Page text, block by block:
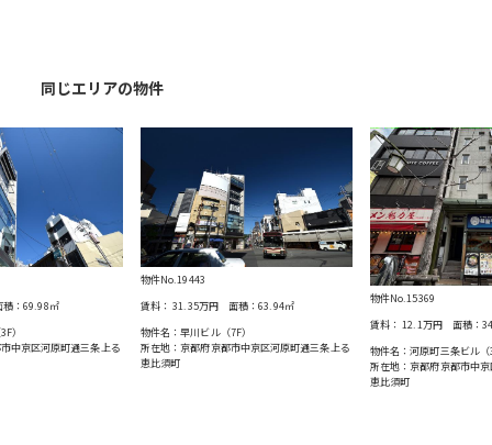
同じエリアの物件
：69.98㎡
）
中京区河原町通三条上る
物件No.19443
賃料：31.35万円面積：63.94㎡
物件名：早川ビル（7F）
所在地：京都府京都市中京区河原町通三条上る
恵比須町
物件No.15369
賃料：12.1万円面積：
物件名：河原町三条ビル（
所在地：京都府京都市中
恵比須町